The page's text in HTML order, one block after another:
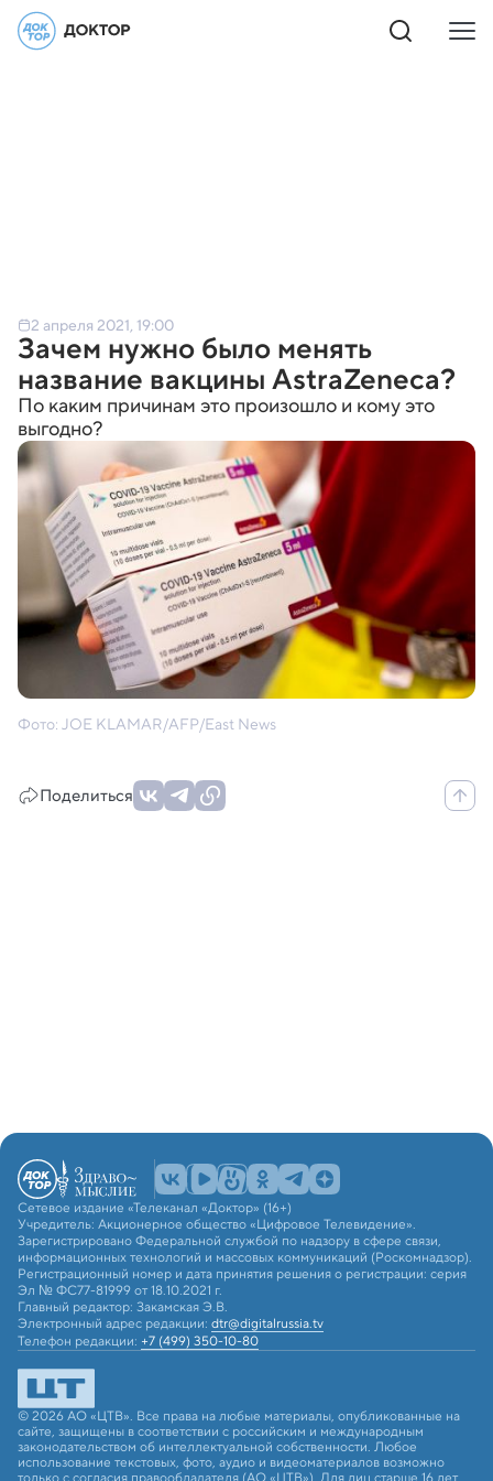
2 апреля 2021, 19:00
Зачем нужно было менять
название вакцины AstraZeneca?
По каким причинам это произошло и кому это
выгодно?
Фото: JOE KLAMAR/AFP/East News
Поделиться
Сетевое издание «Телеканал «Доктор» (16+)
Учредитель: Акционерное общество «Цифровое Телевидение».
Зарегистрировано Федеральной службой по надзору в сфере связи,
информационных технологий и массовых коммуникаций (Роскомнадзор).
Регистрационный номер и дата принятия решения о регистрации: серия
Эл № ФС77-81999 от 18.10.2021 г.
Главный редактор: Закамская Э.В.
Электронный адрес редакции: dtr@digitalrussia.tv
Телефон редакции: +7 (499) 350-10-80
© 2026 АО «ЦТВ». Все права на любые материалы, опубликованные на
сайте, защищены в соответствии с российским и международным
законодательством об интеллектуальной собственности. Любое
использование текстовых, фото, аудио и видеоматериалов возможно
только с согласия правообладателя (АО «ЦТВ»). Для лиц старше 16 лет.